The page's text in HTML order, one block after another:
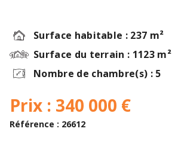
Surface habitable : 237 m²
Surface du terrain : 1123 m²
Nombre de chambre(s) : 5
Prix : 340 000 €
Référence : 26612